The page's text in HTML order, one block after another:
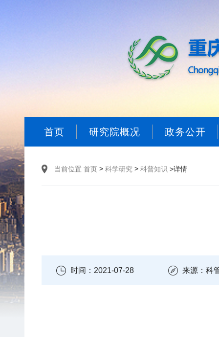
首页 研究院概况 政务公开
当前位置 首页 > 科学研究 > 科普知识 >详情
时间：2021-07-28 来源：科